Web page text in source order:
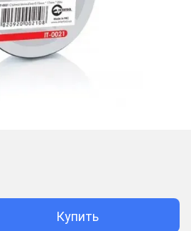
Купить